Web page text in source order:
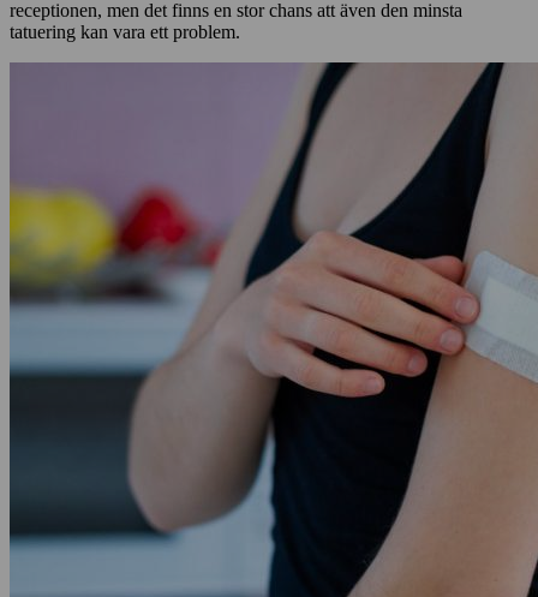
receptionen, men det finns en stor chans att även den minsta
tatuering kan vara ett problem.